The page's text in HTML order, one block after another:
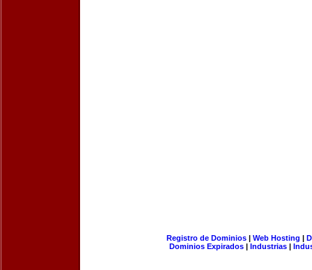
Registro de Dominios| Web Hosting |
Dominios Expirados | Industrias |